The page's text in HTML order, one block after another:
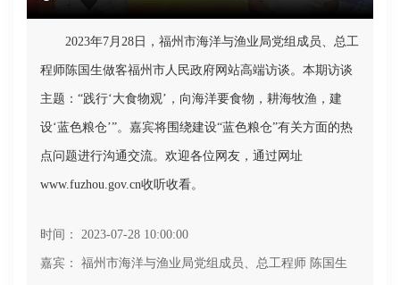
2023年7月28日，福州市海洋与渔业局党组成员、总工
程师陈国生做客福州市人民政府网站高端访谈。本期访谈
主题：“践行‘大食物观’，向海洋要食物，耕海牧渔，建
设‘蓝色粮仓’”。嘉宾将围绕建设“蓝色粮仓”有关方面的热
点问题进行沟通交流。欢迎各位网友，通过网址
www.fuzhou.gov.cn收听收看。
时间： 2023-07-28 10:00:00
嘉宾： 福州市海洋与渔业局党组成员、总工程师 陈国生